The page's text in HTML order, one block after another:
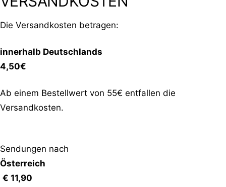
Die Versandkosten betragen:
innerhalb Deutschlands
4,50€
Ab einem Bestellwert von 55€ entfallen die
Versandkosten.
Sendungen nach
Österreich
€ 11,90